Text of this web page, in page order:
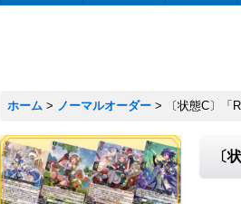
ホーム > ノーマルオーダー > 〔状態C〕
〔